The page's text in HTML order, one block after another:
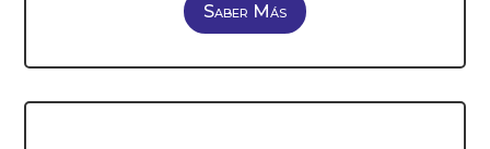
Saber Más